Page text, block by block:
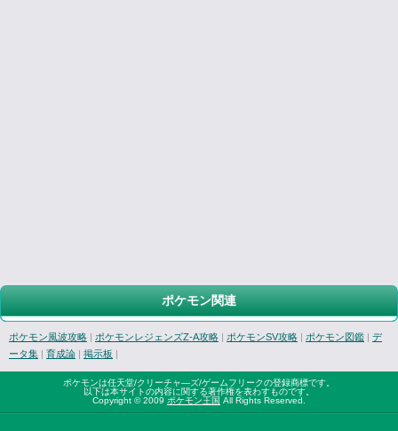
ポケモン関連
ポケモン風波攻略 | ポケモンレジェンズZ-A攻略 | ポケモンSV攻略 | ポケモン図鑑 | デ
ータ集 | 育成論 | 掲示板 |
ポケモンは任天堂/クリーチャ―ズ/ゲームフリークの登録商標です。
以下は本サイトの内容に関する著作権を表わすものです。
Copyright © 2009 ポケモン王国 All Rights Reserved.